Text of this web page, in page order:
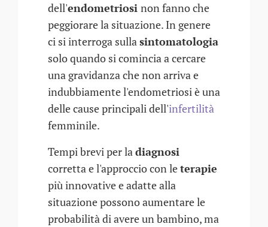
dell'endometriosi non fanno che
peggiorare la situazione. In genere
ci si interroga sullasintomatologia
solo quando si comincia a cercare
una gravidanza che non arriva e
indubbiamente l'endometriosi è una
delle cause principali dell'infertilità
femminile.
Tempi brevi per ladiagnosi
corretta e l'approccio con leterapie
più innovative e adatte alla
situazione possono aumentare le
probabilità di avere un bambino, ma